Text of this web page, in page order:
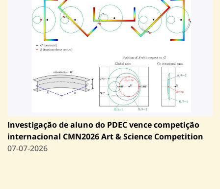
Investigação de aluno do PDEC vence competição
internacional CMN2026 Art & Science Competition
07-07-2026